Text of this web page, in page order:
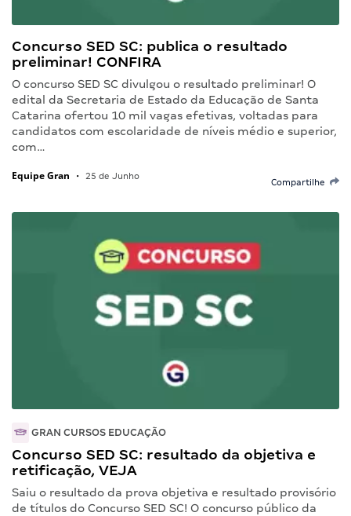
Concurso SED SC: publica o resultado
preliminar! CONFIRA
O concurso SED SC divulgou o resultado preliminar! O
edital da Secretaria de Estado da Educação de Santa
Catarina ofertou 10 mil vagas efetivas, voltadas para
candidatos com escolaridade de níveis médio e superior,
com…
Equipe Gran • 25 de Junho
Compartilhe
GRAN CURSOS EDUCAÇÃO
Concurso SED SC: resultado da objetiva e
retificação, VEJA
Saiu o resultado da prova objetiva e resultado provisório
de títulos do Concurso SED SC! O concurso público da